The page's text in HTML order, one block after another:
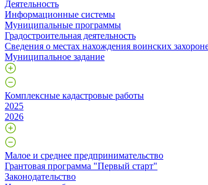
Деятельность
Информационные системы
Муниципальные программы
Градостроительная деятельность
Сведения о местах нахождения воинских
Муниципальное задание
Комплексные кадастровые работы
2025
2026
Малое и среднее предпринимательство
Грантовая программа "Первый старт"
Законодательство